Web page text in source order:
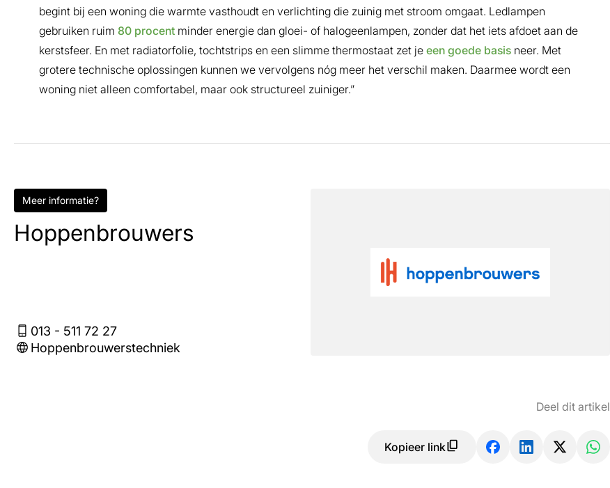
begint bij een woning die warmte vasthoudt en verlichting die zuinig met stroom omgaat. Ledlampen
gebruiken ruim 80 procent minder energie dan gloei- of halogeenlampen, zonder dat het iets afdoet aan de
kerstsfeer. En met radiatorfolie, tochtstrips en een slimme thermostaat zet je een goede basis neer. Met
grotere technische oplossingen kunnen we vervolgens nóg meer het verschil maken. Daarmee wordt een
woning niet alleen comfortabel, maar ook structureel zuiniger.”
Meer informatie?
Hoppenbrouwers
013 - 511 72 27
Hoppenbrouwerstechniek
Deel dit artikel
Kopieer link